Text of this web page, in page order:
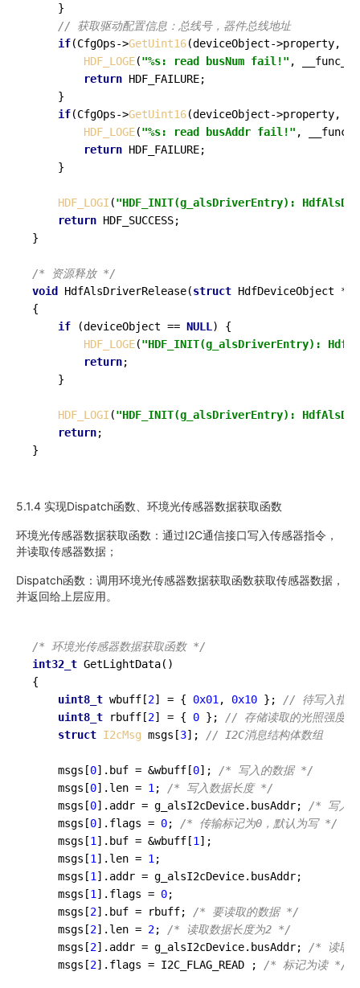
    }
// 获取驱动配置信息：总线号，器件总线地址
if(CfgOps->GetUint16(deviceObject->property,
HDF_LOGE("%s: read busNum fail!" ,
return HDF_FAILURE;
    }
if(CfgOps->GetUint16(deviceObject->property,
HDF_LOGE("%s: read busAddr fail!" ,
return HDF_FAILURE;
    }
HDF_LOGI ("HDF_INIT(g_alsDriverEntry):
return HDF_SUCCESS;
}
/* 资源释放 */
void
HdfAlsDriverRelease(struct HdfDeviceObject
{
if (deviceObject == NULL ) {
HDF_LOGE("HDF_INIT(g_alsDriverEntry):
return;
    }
HDF_LOGI ("HDF_INIT(g_alsDriverEntry):
return;
5.1.4 实现Dispatch函数、环境光传感器数据获取函数
环境光传感器数据获取函数：通过I2C通信接口写入传感器指令，
并读取传感器数据；
Dispatch函数：调用环境光传感器数据获取函数获取传感器数据，
并返回给上层应用。
/* 环境光传感器数据获取函数 */
int32_t GetLightData()
{
uint8_t wbuff[2] = { 0x01 , 0x10 }; // 待写入指令
uint8_t rbuff[2] = { 0 }; // 存储读取的光照强度数
struct I2cMsg msgs[3]; // I2C消息结构体数组
    msgs[
0].buf = &wbuff[0]; /* 写入的数据 */
    msgs[
0].len = 1 ; /* 写入数据长度 */
    msgs[
0].addr = g_alsI2cDevice.busAddr; /* 写入
    msgs[
0].flags = 0; /* 传输标记为0，默认为写 */
    msgs[
1 ].buf = &wbuff[1 ];
    msgs[
1 ].len = 1 ;
    msgs[
1 ].addr = g_alsI2cDevice.busAddr;
    msgs[
1 ].flags = 0;
    msgs[
2].buf = rbuff; /* 要读取的数据 */
    msgs[
2].len = 2; /* 读取数据长度为2 */
    msgs[
2].addr = g_alsI2cDevice.busAddr; /* 读取
    msgs[
2].flags = I2C_FLAG_READ ; /* 标记为读 */